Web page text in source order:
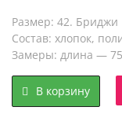
Размер: 42. Бриджи
Состав: хлопок,
Замеры: длина —
В корзину